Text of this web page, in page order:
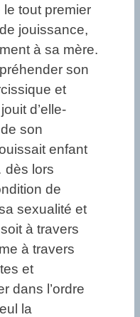
tout premier
jouissance,
à sa mère.
son
et
d’elle-
son
enfant
dès lors
de
sexualité et
à travers
à travers
et
dans l’ordre
la